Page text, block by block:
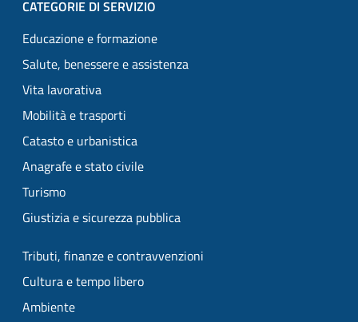
CATEGORIE DI SERVIZIO
Educazione e formazione
Salute, benessere e assistenza
Vita lavorativa
Mobilità e trasporti
Catasto e urbanistica
Anagrafe e stato civile
Turismo
Giustizia e sicurezza pubblica
Tributi, finanze e contravvenzioni
Cultura e tempo libero
Ambiente